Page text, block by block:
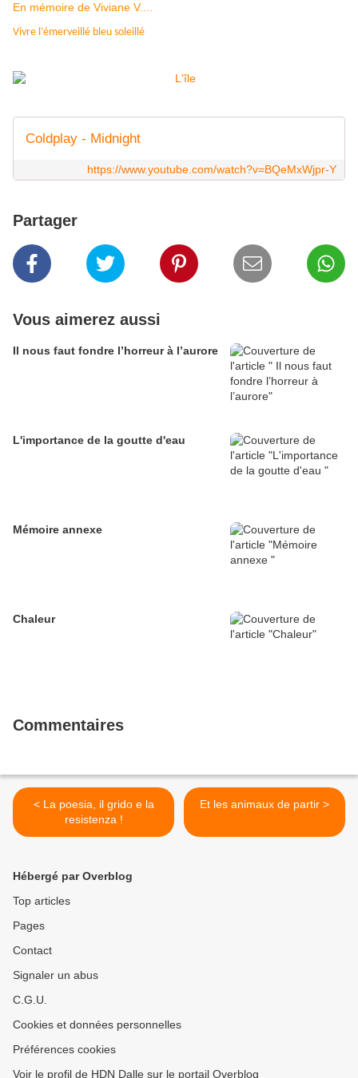
En mémoire de Viviane V....
Vivre l’émerveillé bleu soleillé
Coldplay - Midnight
https://www.youtube.com/watch?v=BQeMxWjpr-Y
Partager
Vous aimerez aussi
Il nous faut fondre l’horreur à l’aurore
L'importance de la goutte d'eau
Mémoire annexe
Chaleur
Commentaires
< La poesia, il grido e la
resistenza !
Et les animaux de partir >
Hébergé par Overblog
Top articles
Pages
Contact
Signaler un abus
C.G.U.
Cookies et données personnelles
Préférences cookies
Voir le profil de HDN Dalle sur le portail Overblog